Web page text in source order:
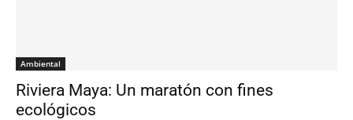
Ambiental
Riviera Maya: Un maratón con fines
ecológicos